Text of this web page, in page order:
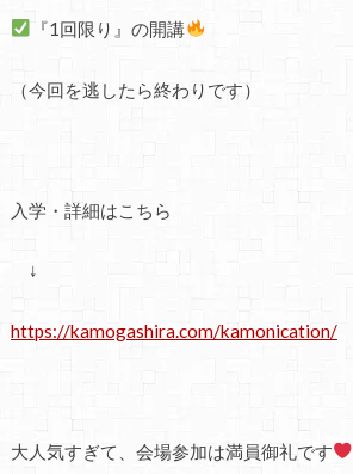
『1回限り』の開講
（今回を逃したら終わりです）
入学・詳細はこちら
↓
https://kamogashira.com/kamonication/
大人気すぎて、会場参加は満員御礼です